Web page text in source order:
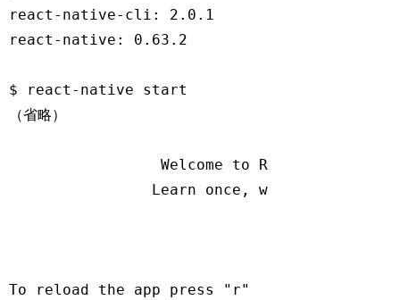
react-native-cli: 2.0.1
react-native: 0.63.2
$ react-native start
（省
                 Welcome to React Native!
                Learn once, write anywhere
To reload the app press "r"